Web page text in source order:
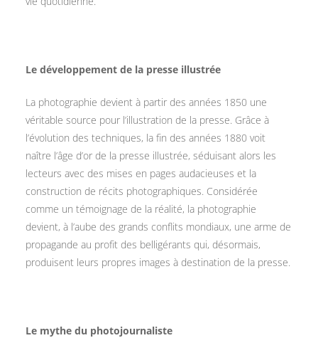
Le développement de la presse illustrée
La photographie devient à partir des années 1850 une
véritable source pour l’illustration de la presse. Grâce à
l’évolution des techniques, la fin des années 1880 voit
naître l’âge d’or de la presse illustrée, séduisant alors les
lecteurs avec des mises en pages audacieuses et la
construction de récits photographiques. Considérée
comme un témoignage de la réalité, la photographie
devient, à l’aube des grands conflits mondiaux, une arme de
propagande au profit des belligérants qui, désormais,
produisent leurs propres images à destination de la presse.
Le mythe du photojournaliste